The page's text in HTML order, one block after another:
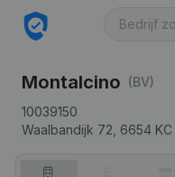
Montalcino (BV)
10039150
Waalbandijk 72, 6654 KC